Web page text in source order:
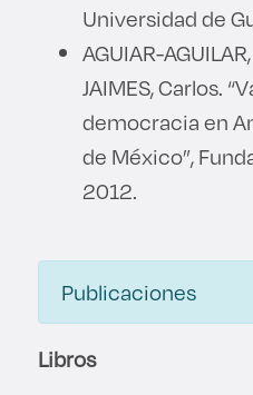
Universidad de
AGUIAR-
JAIMES, Carlos.
democracia en
de México”,
2012.
Publicaciones
Libros